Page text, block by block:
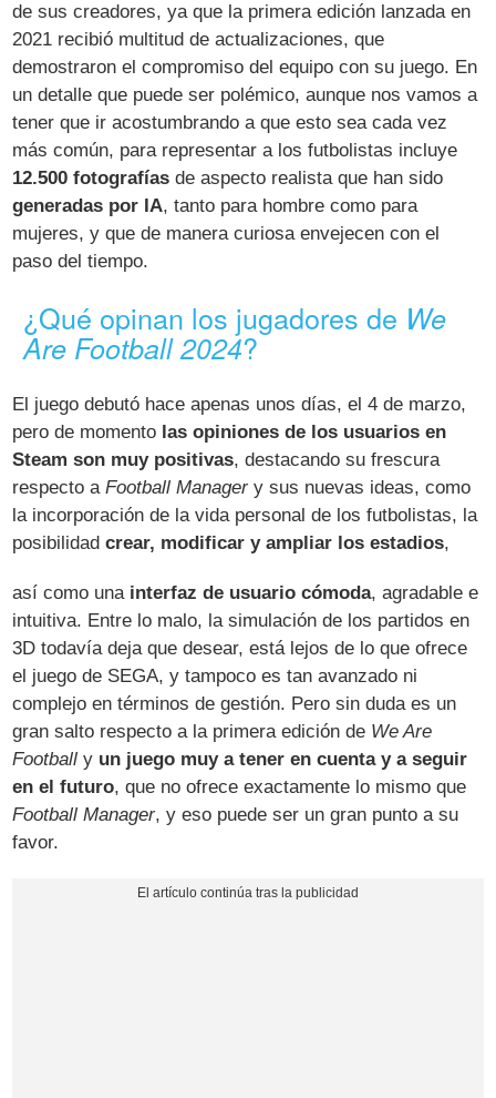
de sus creadores, ya que la primera edición lanzada en
2021 recibió multitud de actualizaciones, que
demostraron el compromiso del equipo con su juego. En
un detalle que puede ser polémico, aunque nos vamos a
tener que ir acostumbrando a que esto sea cada vez
más común, para representar a los futbolistas incluye
12.500 fotografías de aspecto realista que han sido
generadas por IA, tanto para hombre como para
mujeres, y que de manera curiosa envejecen con el
paso del tiempo.
¿Qué opinan los jugadores de We
Are Football 2024?
El juego debutó hace apenas unos días, el 4 de marzo,
pero de momento las opiniones de los usuarios en
Steam son muy positivas, destacando su frescura
respecto aFootball Managery sus nuevas ideas, como
la incorporación de la vida personal de los futbolistas, la
posibilidadcrear, modificar y ampliar los estadios,
así como una interfaz de usuario cómoda, agradable e
intuitiva. Entre lo malo, la simulación de los partidos en
3D todavía deja que desear, está lejos de lo que ofrece
el juego de SEGA, y tampoco es tan avanzado ni
complejo en términos de gestión. Pero sin duda es un
gran salto respecto a la primera edición de We Are
Football y un juego muy a tener en cuenta y a seguir
en el futuro, que no ofrece exactamente lo mismo que
Football Manager, y eso puede ser un gran punto a su
favor.